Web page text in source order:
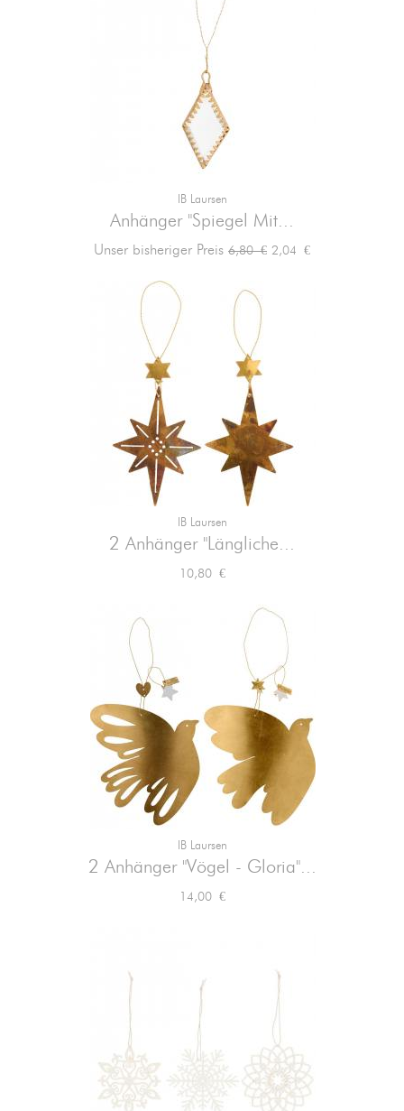
IB Laursen
Anhänger "Spiegel Mit...
Unser bisheriger Preis Verkaufspreis
6,80 € Preis
2,04 €
IB Laursen
2 Anhänger "Längliche...
Preis
10,80 €
IB Laursen
2 Anhänger "Vögel - Gloria"...
Preis
14,00 €